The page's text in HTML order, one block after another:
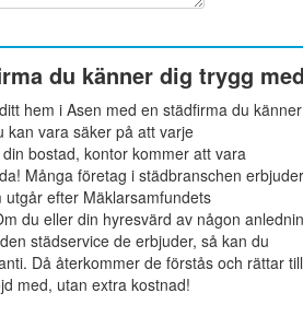
du känner dig trygg med
hem i Asen med en städfirma du känner
kan vara säker på att varje
bostad, kontor kommer att vara
Många företag i städbranschen erbjuder
efter Mäklarsamfundets
du eller din hyresvärd av någon
städservice de erbjuder, så kan du
Då återkommer de förstås och rättar till
med, utan extra kostnad!